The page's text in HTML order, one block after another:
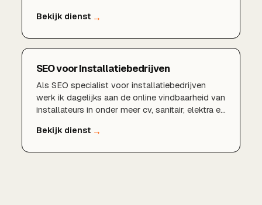
SEO voor Installatiebedrijven
Als SEO specialist voor installatiebedrijven
werk ik dagelijks aan de online vindbaarheid van
installateurs in onder meer cv, sanitair, elektra en
zoekwoordenonderzoek, een sterk Google